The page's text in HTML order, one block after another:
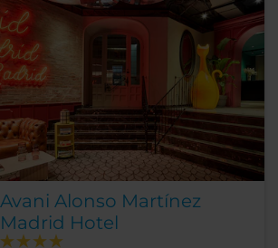
Avani Alonso Martínez
Madrid Hotel